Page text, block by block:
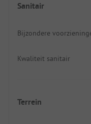
Sanitair
Bijzondere
Kwaliteit sanitair
Terrein